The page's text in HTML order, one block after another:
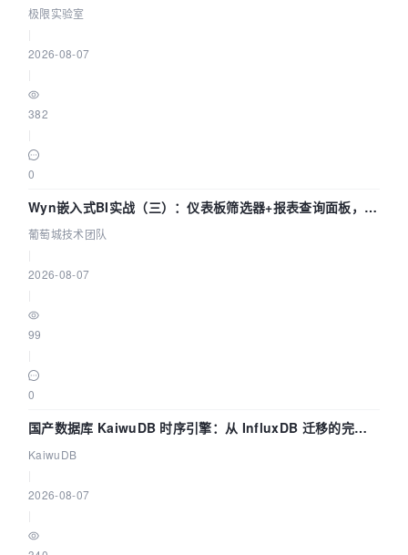
极限实验室
2026-08-07
382
0
Wyn嵌入式BI实战（三）：仪表板筛选器+报表查询面板，参
数联动全闭环
葡萄城技术团队
2026-08-07
99
0
国产数据库 KaiwuDB 时序引擎：从 InfluxDB 迁移的完整
技术路径
KaiwuDB
2026-08-07